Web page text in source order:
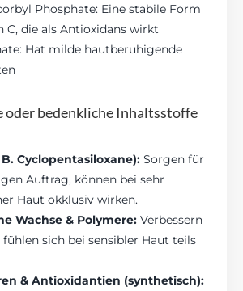
Phosphate: Eine stabile Form
C, die als Antioxidans wirkt
Hat milde hautberuhigende
oder bedenkliche Inhaltsstoffe
Cyclopentasiloxane): Sorgen für
Auftrag, können bei sehr
Haut okklusiv wirken.
Wachse & Polymere: Verbessern
sich bei sensibler Haut teils
& Antioxidantien (synthetisch):